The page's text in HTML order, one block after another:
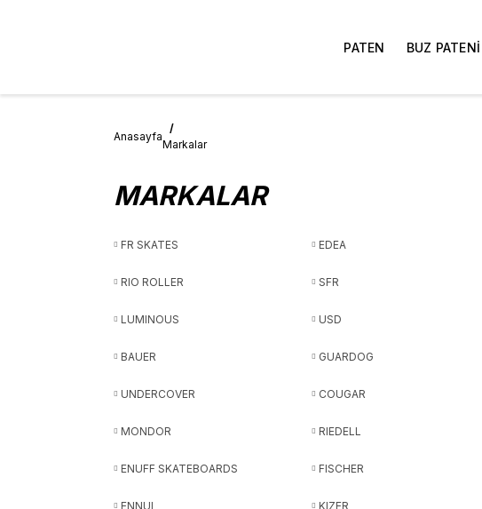
PATEN BUZ PATENİ
Anasayfa
Markalar
MARKALAR
FR SKATES EDEA
RIO ROLLER SFR
LUMINOUS USD
BAUER GUARDOG
UNDERCOVER COUGAR
MONDOR RIEDELL
ENUFF SKATEBOARDS FISCHER
ENNUI KIZER